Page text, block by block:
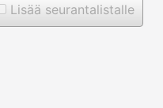
Lisää seurantalistalle